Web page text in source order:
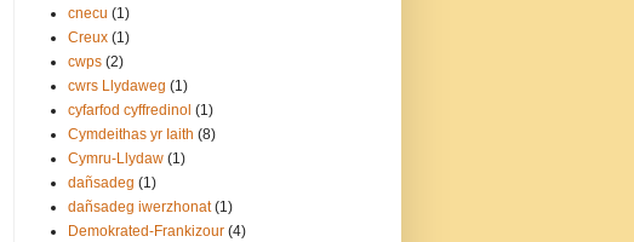
cnecu (1)
Creux (1)
cwps (2)
cwrs Llydaweg (1)
cyfarfod cyffredinol (1)
Cymdeithas yr Iaith (8)
Cymru-Llydaw (1)
dañsadeg (1)
dañsadeg iwerzhonat (1)
Demokrated-Frankizour (4)